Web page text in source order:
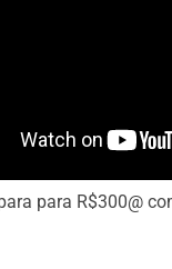
para R$300@